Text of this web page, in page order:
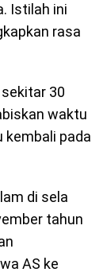
Istilah ini
rasa
30
waktu
kembali pada
di sela
tahun
AS ke